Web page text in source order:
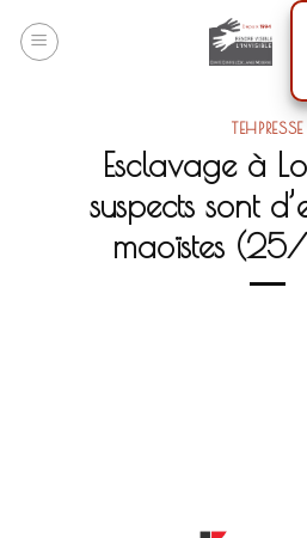
TEHPRESSE
Esclavage à
suspects sont
maoïstes